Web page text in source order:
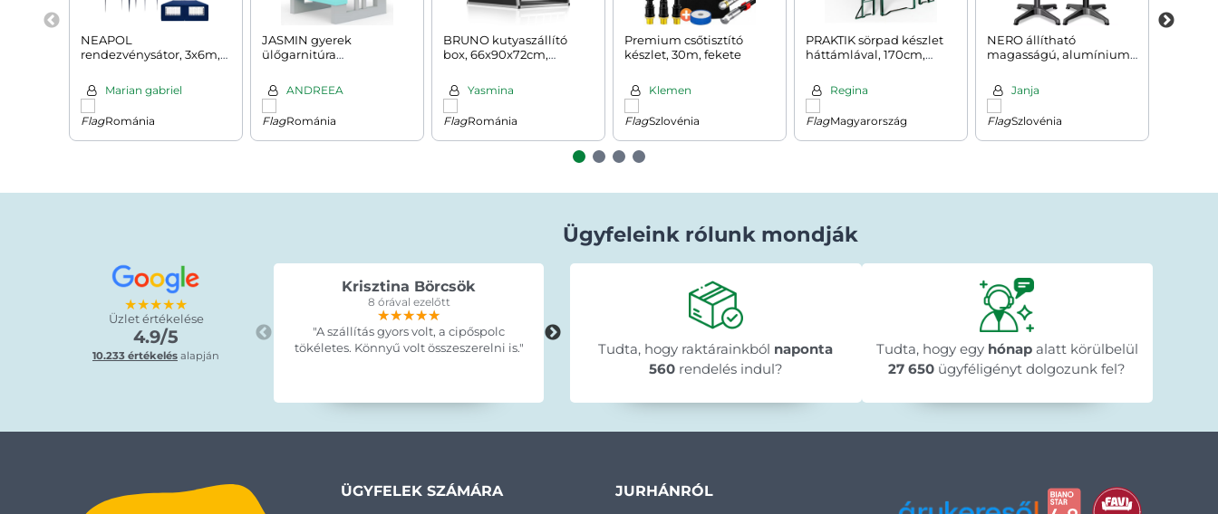
NEAPOL
rendezvénysátor, 3x6m,
Marian gabriel
Románia
JASMIN gyerek
ülőgarnitúra
67x78,5x42,5cm,
szürke/mentazöld
ANDREEA
Románia
BRUNO kutyaszállító
box, 66x90x72cm,
Yasmina
Románia
Premium csőtisztító
készlet, 30m, fekete
Klemen
Szlovénia
PRAKTIK sörpad készlet
háttámlával, 170cm,
Regina
Magyarország
NERO állítható
magasságú, alumínium
Janja
Szlovénia
★★★★★
Üzlet értékelése
4.9/5
10.233 értékelés alapján
Ügyfeleink rólunk mondják
Krisztina Börcsök
8 órával ezelőtt
★★★★★
★★★★★
★★★★★
"A szállítás gyors volt, a cipőspolc
tökéletes. Könnyű volt összeszerelni is."
Erdey Betti
15 órával ezelőtt
★★★★★
★★★★★
★★★★★
"A termék pontosan olyan mint ahogy
leirták, idő elött érkezett, egyszerűen
szuper ajánlani tudom mindenkinek 🥰
Béla Horváth
1 nappal ezelőtt
★★★★★
★★★★★
★★★★★
"Gyorsan megérkezett a megrendelt
termék."
Tudta, hogy raktárainkból naponta
560rendelés indul?
Tudta, hogy egy hónapalatt körülbelül
27 650 ügyféligényt dolgozunk fel?
ÜGYFELEK SZÁMÁRA JURHÁNRÓL